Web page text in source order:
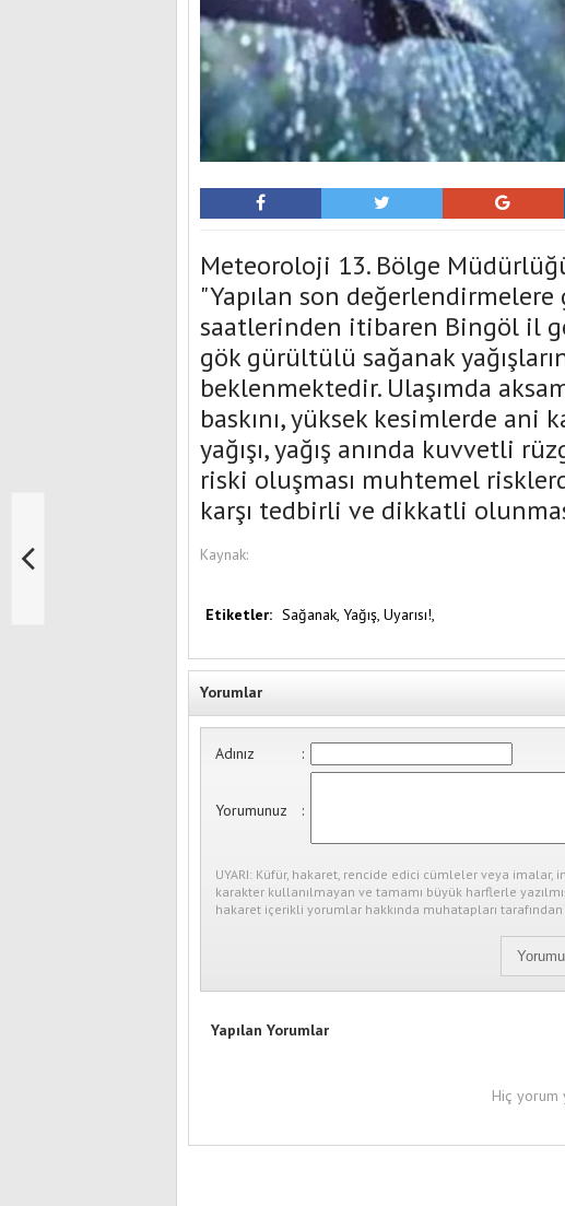
Meteoroloji 13. Bölge
"Yapılan son
saatlerinden itibaren Bingöl il
gök gürültülü sağanak
beklenmektedir. Ulaşımda
baskını, yüksek kesimlerde ani
yağışı, yağış anında kuvvetli
riski oluşması muhtemel
karşı tedbirli ve dikkatli
Kaynak:
Etiketler: Sağanak, Yağış, Uyarısı!,
Yorumlar
Adınız :
Yorumunuz :
UYARI: Küfür, hakaret, rencide edici cümleler veya imalar,
karakter kullanılmayan ve tamamı büyük harflerle
hakaret içerikli yorumlar hakkında muhatapları
Yapılan Yorumlar
Hiç yorum